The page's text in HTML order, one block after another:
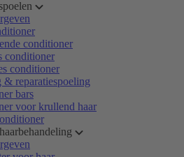
conditioner
conditioner
conditioner
& reparatiespoeling
bars
voor krullend haar